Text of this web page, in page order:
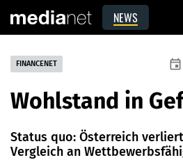
NEWS
FINANCENET event
Wohlstand in
Status quo: Österreich
Vergleich an